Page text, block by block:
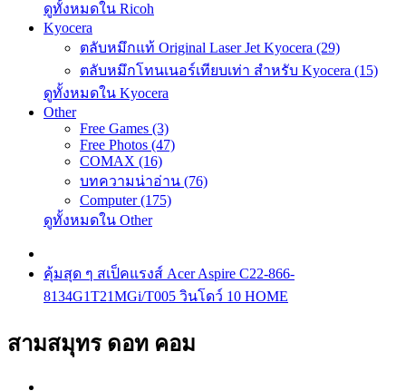
ดูทั้งหมดใน Ricoh
Kyocera
ตลับหมึกแท้ Original Laser Jet Kyocera (29)
ตลับหมึกโทนเนอร์เทียบเท่า สำหรับ Kyocera (15)
ดูทั้งหมดใน Kyocera
Other
Free Games (3)
Free Photos (47)
COMAX (16)
บทความน่าอ่าน (76)
Computer (175)
ดูทั้งหมดใน Other
คุ้มสุด ๆ สเป็คแรงส์ Acer Aspire C22-866-
8134G1T21MGi/T005 วินโดว์ 10 HOME
สามสมุทร ดอท คอม